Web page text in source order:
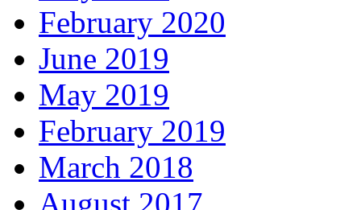
February 2020
June 2019
May 2019
February 2019
March 2018
August 2017